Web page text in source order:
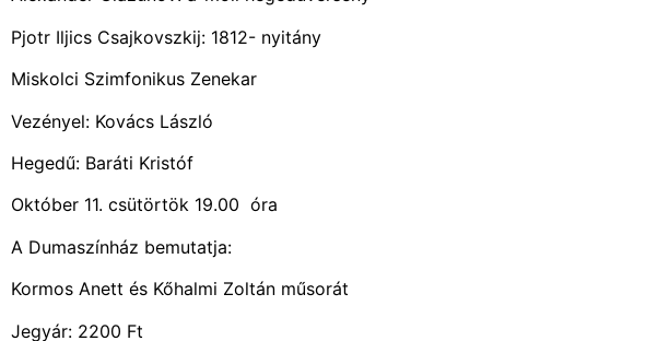
Pjotr Iljics Csajkovszkij: 1812- nyitány
Miskolci Szimfonikus Zenekar
Vezényel: Kovács László
Hegedű: Baráti Kristóf
Október 11. csütörtök 19.00 óra
A Dumaszínház bemutatja:
Kormos Anett és Kőhalmi Zoltán műsorát
Jegyár: 2200 Ft